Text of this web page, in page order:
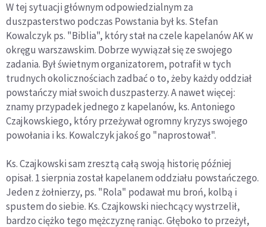
W tej sytuacji głównym odpowiedzialnym za
duszpasterstwo podczas Powstania był ks. Stefan
Kowalczyk ps. "Biblia", który stał na czele kapelanów AK w
okręgu warszawskim. Dobrze wywiązał się ze swojego
zadania. Był świetnym organizatorem, potrafił w tych
trudnych okolicznościach zadbać o to, żeby każdy oddział
powstańczy miał swoich duszpasterzy. A nawet więcej:
znamy przypadek jednego z kapelanów, ks. Antoniego
Czajkowskiego, który przeżywał ogromny kryzys swojego
powołania i ks. Kowalczyk jakoś go "naprostował".
Ks. Czajkowski sam zresztą całą swoją historię później
opisał. 1 sierpnia został kapelanem oddziału powstańczego.
Jeden z żołnierzy, ps. "Rola" podawał mu broń, kolbą i
spustem do siebie. Ks. Czajkowski niechcący wystrzelił,
bardzo ciężko tego mężczyznę raniąc. Głęboko to przeżył,